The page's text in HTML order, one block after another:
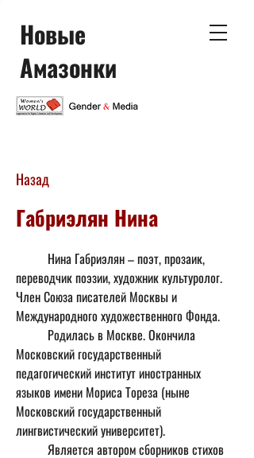
Новые
Амазонки
Назад
Габриэлян Нина
переводчик поэзии, художник культуролог.
Член Союза писателей Москвы и
Международного художественного Фонда.
Московский государственный
педагогический институт иностранных
языков имени Мориса Тореза (ныне
Московский государственный
лингвистический университет).